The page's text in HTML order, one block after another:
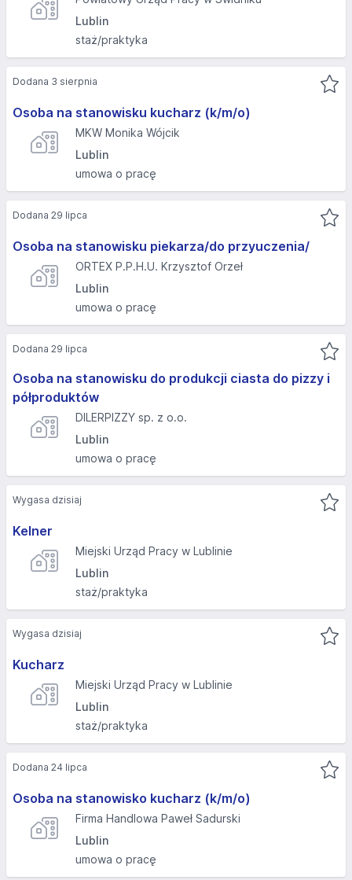
Lublin
staż/praktyka
Osoba na stanowisku kucharz (k/m/o)
MKW Monika Wójcik
Lublin
umowa o pracę
Dodana 3 sierpnia
Osoba na stanowisku piekarza/do przyuczenia/
ORTEX P.P.H.U. Krzysztof Orzeł
Lublin
umowa o pracę
Dodana 29 lipca
Osoba na stanowisku do produkcji ciasta do pizzy i
półproduktów
DILERPIZZY sp. z o.o.
Lublin
umowa o pracę
Dodana 29 lipca
Kelner
Miejski Urząd Pracy w Lublinie
Lublin
staż/praktyka
Wygasa dzisiaj
Kucharz
Miejski Urząd Pracy w Lublinie
Lublin
staż/praktyka
Wygasa dzisiaj
Osoba na stanowisko kucharz (k/m/o)
Firma Handlowa Paweł Sadurski
Lublin
umowa o pracę
Dodana 24 lipca